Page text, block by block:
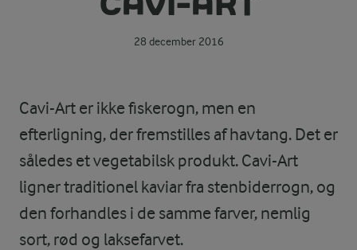
28 december 2016
Cavi-Art er ikke fiskerogn, men en
efterligning, der fremstilles af havtang. Det er
således et vegetabilsk produkt. Cavi-Art
ligner traditionel kaviar fra stenbiderrogn, og
den forhandles i de samme farver, nemlig
sort, rød og laksefarvet.